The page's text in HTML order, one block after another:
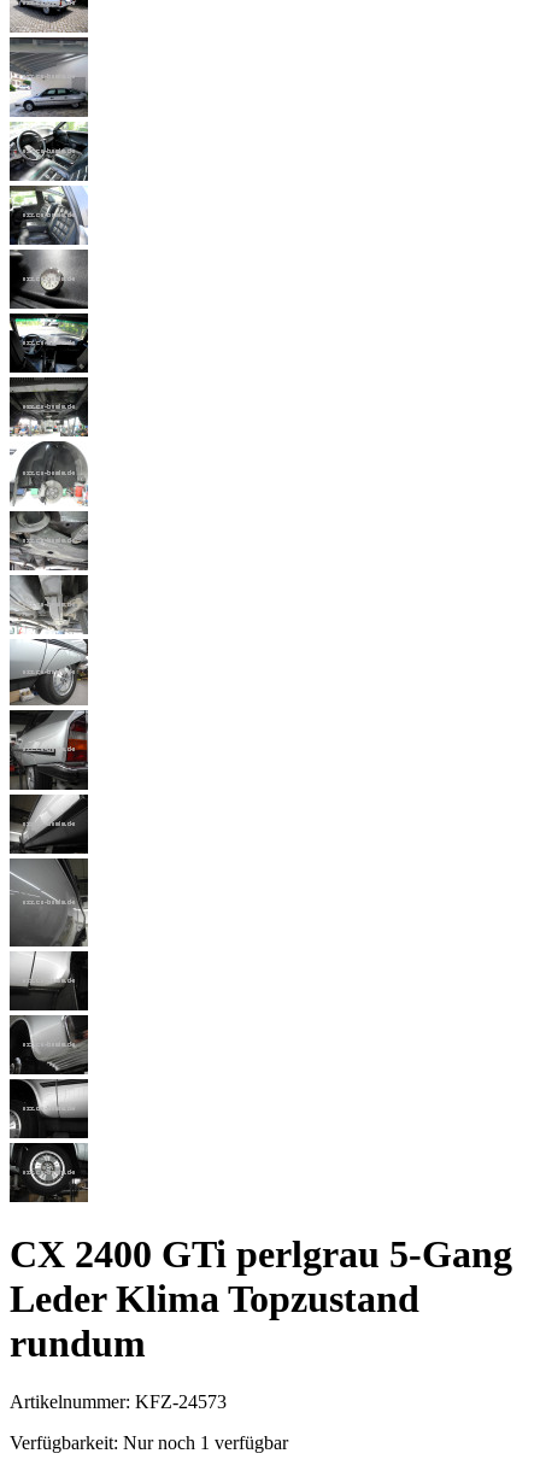
CX 2400 GTi perlgrau 5-Gang
Leder Klima Topzustand
rundum
Artikelnummer: KFZ-24573
Verfügbarkeit: Nur noch 1 verfügbar